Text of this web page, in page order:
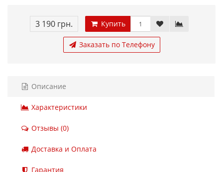
3 190 грн. Купить
Заказать по Телефону
Описание
Характеристики
Отзывы (0)
Доставка и Оплата
Гарантия